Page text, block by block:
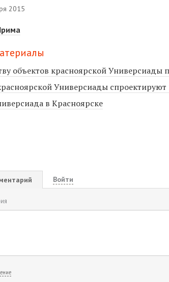
2015
объектов красноярской Универсиады
Универсиады спроектируют
в Красноярске
Войти